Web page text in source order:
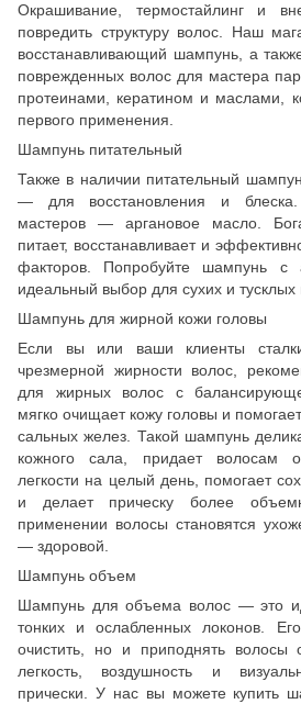
Окрашивание, термостайлинг и
повредить структуру волос. Наш
восстанавливающий шампунь, а
поврежденных волос для мастера
протеинами, кератином и маслами,
первого применения.
Шампунь питательный
Также в наличии питательный
— для восстановления и
мастеров — аргановое масло.
питает, восстанавливает и
факторов. Попробуйте шампунь
идеальный выбор для сухих и тусклых
Шампунь для жирной кожи головы
Если вы или ваши клиенты
чрезмерной жирности волос,
для жирных волос с
мягко очищает кожу головы и
сальных желез. Такой шампунь
кожного сала, придает волосам
легкости на целый день, помогает
и делает прическу более
применении волосы становятся
— здоровой.
Шампунь объем
Шампунь для объема волос — это
тонких и ослабленных локонов.
очистить, но и приподнять волосы
легкость, воздушность и
прически. У нас вы можете купить